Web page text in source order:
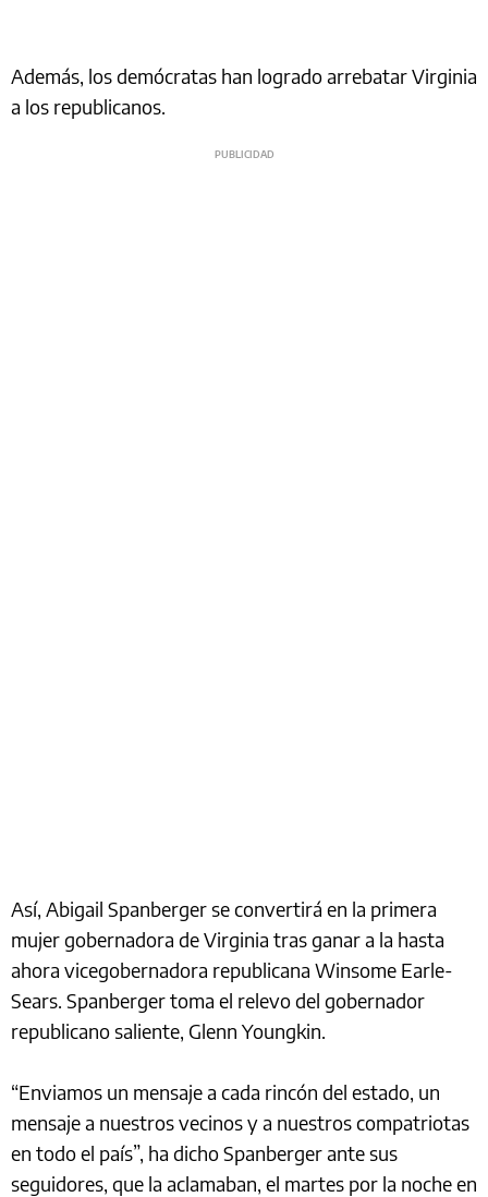
Además, los demócratas han logrado arrebatar Virginia
a los republicanos.
Así, Abigail Spanberger se convertirá en la primera
mujer gobernadora de Virginia tras ganar a la hasta
ahora vicegobernadora republicana Winsome Earle-
Sears. Spanberger toma el relevo del gobernador
republicano saliente, Glenn Youngkin.
“Enviamos un mensaje a cada rincón del estado, un
mensaje a nuestros vecinos y a nuestros compatriotas
en todo el país”, ha dicho Spanberger ante sus
seguidores, que la aclamaban, el martes por la noche en